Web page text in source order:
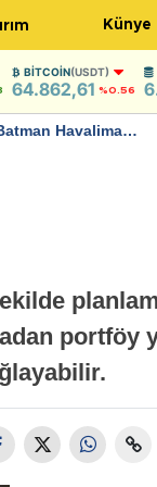
Künye
BITCOIN(USDT)
64.862,61 %0.56
Havalimanı
portföy